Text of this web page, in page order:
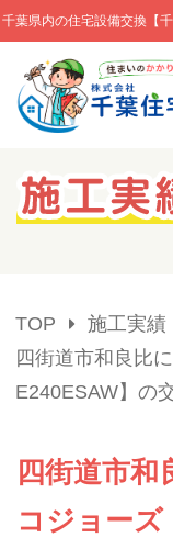
千葉県内の住宅設備交換【
このページの本文へ移
キャンペーン一覧
TOP 施工実績
四街道市和良比
E240ESAW】の
四街道市
コジョーズ